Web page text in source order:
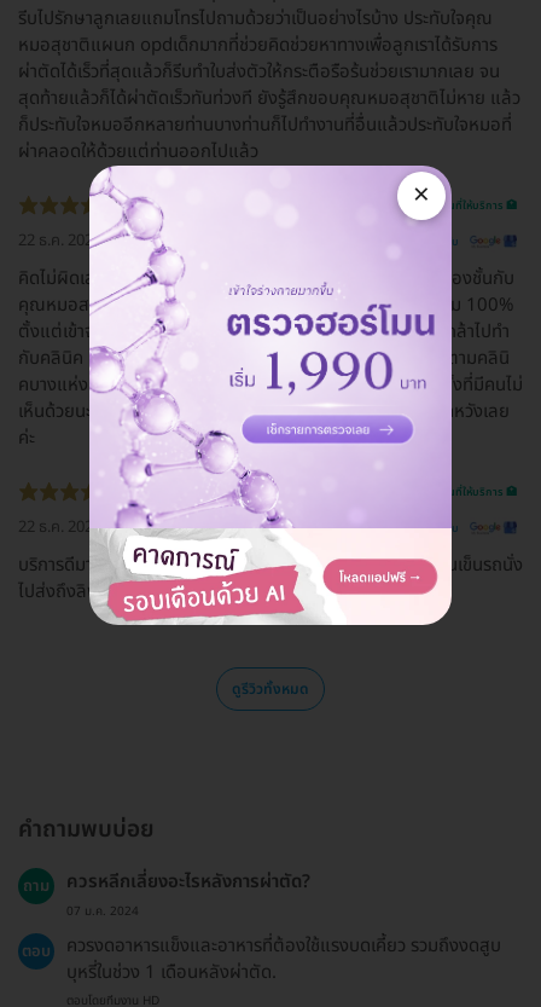
รีบไปรักษาลูกเลยแถมโทรไปถามด้วยว่าเป็นอย่างไรบ้าง ประทับใจคุณ
หมอสุชาติแผนก opdเด็กมากที่ช่วยคิดช่วยหาทางเพื่อลูกเราได้รับการ
ผ่าตัดได้เร็วที่สุดแล้วก็รีบทำใบส่งตัวให้กระตือรือร้นช่วยเรามากเลย จน
สุดท้ายแล้วก็ได้ผ่าตัดเร็วทันท่วงที ยังรู้สึกขอบคุณหมอสุชาติไม่หาย แล้ว
ก็ประทับใจหมออีกหลายท่านบางท่านก็ไปทำงานที่อื่นแล้วประทับใจหมอที่
ผ่าคลอดให้ด้วยแต่ท่านออกไปแล้ว
รีวิวสถานที่ให้บริการ 🏥
22 ธ.ค. 2022 ดูรีวิวต้นฉบับ
คิดไม่ผิดเลย ที่ศัลยกรรมที่นี่ เรามีโรคประจำตัว ตัดสินใจทำตาสองชั้นกับ
คุณหมอสานิจ รอนานหน่อยตอนรอผ่าตัด แต่ดูแลดีจริง ดีเยี่ยม 100%
ตั้งแต่เข้าจนออก ไม่มีเหวี่ยง วีนใส่เลย คุณภาพดีเยี่ยม ( เราไม่กล้าไปทำ
กับคลินิค เราไว้ใจที่นี่ เพราะแพทย์จบศัลยกรรมโดยตรง แพทย์ตามคลินิ
คบางแห่งที่มีคนแนะนำให้เราทำ จบทั่วไป เราจึงตัดสินใจทำที่นี่ ทั้งที่มีคนไม่
เห็นด้วยนะ แต่เราเชื่อใจยันฮีค่ะ ) ชอบมากๆ คิดไม่ผิด และไม่ผิดหวังเลย
ค่ะ
รีวิวสถานที่ให้บริการ 🏥
22 ธ.ค. 2022 ดูรีวิวต้นฉบับ
บริการดีมาก มีคนเดินพาไปทุกจุด มีที่นั่งรอดี มีที่ชาร์ทแบต มีคนเข็นรถนั่ง
ไปส่งถึงลิฟท์
ดูรีวิวทั้งหมด
คำถามพบบ่อย
ถาม ควรหลีกเลี่ยงอะไรหลังการผ่าตัด?
07 ม.ค. 2024
ตอบ
ควรงดอาหารแข็งและอาหารที่ต้องใช้แรงบดเคี้ยว รวมถึงงดสูบ
บุหรี่ในช่วง 1 เดือนหลังผ่าตัด.
ตอบโดยทีมงาน HD
×